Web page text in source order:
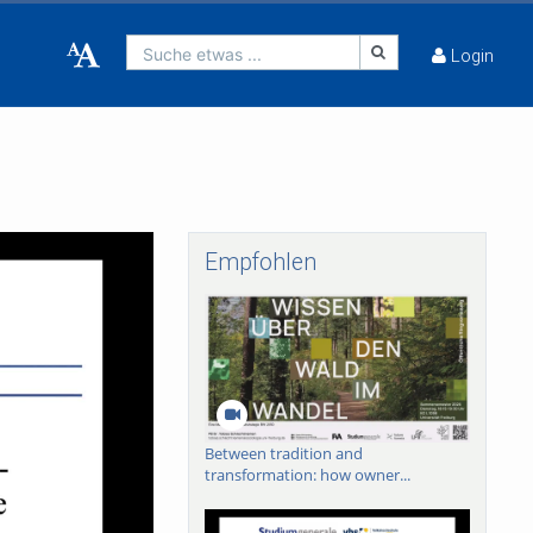
Suche etwas ... Login
Empfohlen
Between tradition and
transformation: how owner...